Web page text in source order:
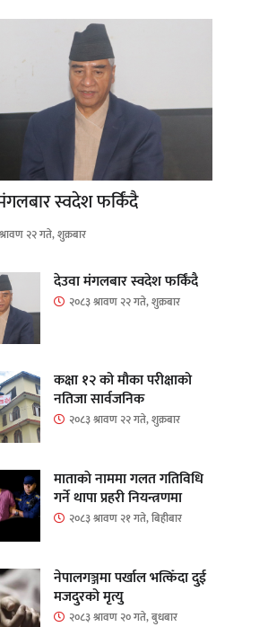
स्वदेश फर्किंदै
२२ गते, शुक्रबार
देउवा मंगलबार स्वदेश फर्किंदै
२०८३ श्रावण २२ गते, शुक्रबार
कक्षा १२ को मौका परीक्षाको
नतिजा सार्वजनिक
२०८३ श्रावण २२ गते, शुक्रबार
माताकाे नाममा गलत गतिविधि
गर्ने थापा प्रहरी नियन्त्रणमा
२०८३ श्रावण २१ गते, बिहीबार
नेपालगञ्जमा पर्खाल भत्किँदा दुई
मजदुरको मृत्यु
२०८३ श्रावण २० गते, बुधबार